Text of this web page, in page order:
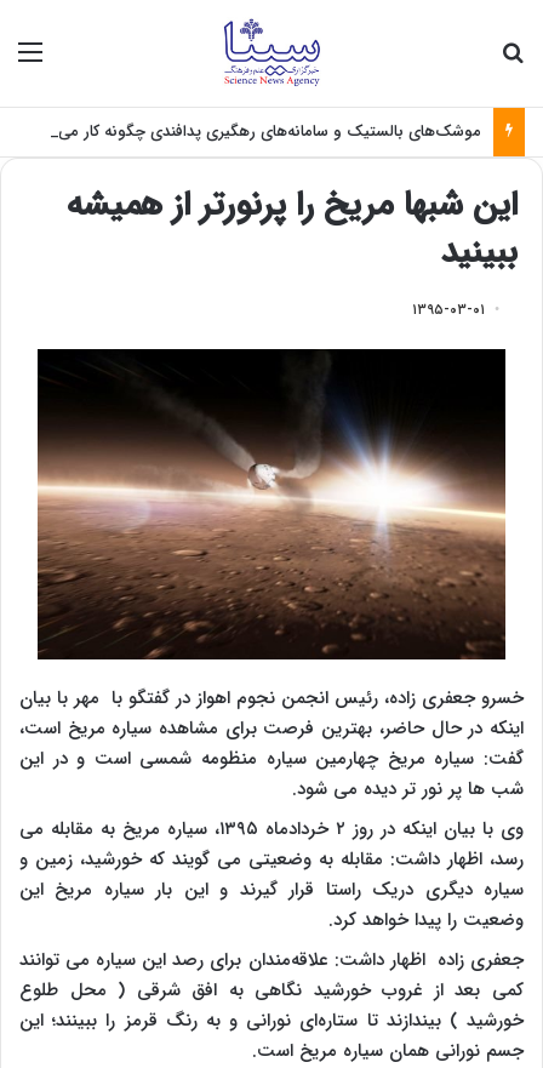
موشک‌های بالستیک و سامانه‌های رهگیری پدافندی چگونه کار می کنند؟
این شبها مریخ را پرنورتر از همیشه
ببینید
۱۳۹۵-۰۳-۰۱
خسرو جعفری زاده، رئیس انجمن نجوم اهواز در گفتگو با مهر با بیان
اینکه در حال حاضر، بهترین فرصت برای مشاهده سیاره مریخ است،
گفت: سیاره مریخ چهارمین سیاره منظومه شمسی است و در این
شب ها پر نور تر دیده می شود.
وی با بیان اینکه در روز ۲ خردادماه ۱۳۹۵، سیاره مریخ به مقابله می
رسد، اظهار داشت: مقابله به وضعیتی می گویند که خورشید، زمین و
سیاره دیگری دریک راستا قرار گیرند و این بار سیاره مریخ این
وضعیت را پیدا خواهد کرد.
جعفری زاده اظهار داشت: علاقه‌مندان برای رصد این سیاره می توانند
کمی بعد از غروب خورشید نگاهی به افق شرقی ( محل طلوع
خورشید ) بیندازند تا ستاره‌ای نورانی و به رنگ قرمز را ببینند؛ این
جسم نورانی همان سیاره مریخ است.